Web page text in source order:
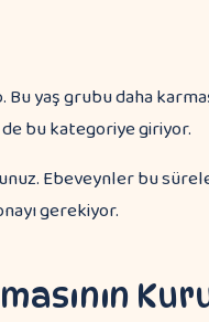
yaş grubu daha
bu kategoriye giriyor.
Ebeveynler bu
gerekiyor.